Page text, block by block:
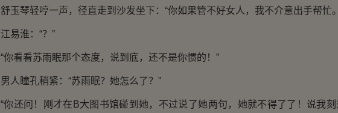
舒玉琴轻哼一声，径直走到沙发坐下：“你如果管不好女人，我不介意出手帮忙
江易淮：“？”
“你看看苏雨眠那个态度，说到底，还不是你惯的！”
男人瞳孔稍紧：“苏雨眠？她怎么了？”
“你还问！刚才在B大图书馆碰到她，不过说了她两句，她就不得了了！说我